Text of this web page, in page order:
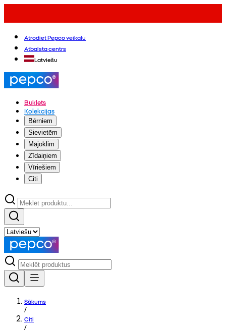
Atrodiet Pepco veikalu
Atbalsta centrs
Latviešu
Buklets
Kolekcijas
Bērniem
Sievietēm
Mājoklim
Zīdaiņiem
Vīriešiem
Citi
Sākums
/
Citi
/